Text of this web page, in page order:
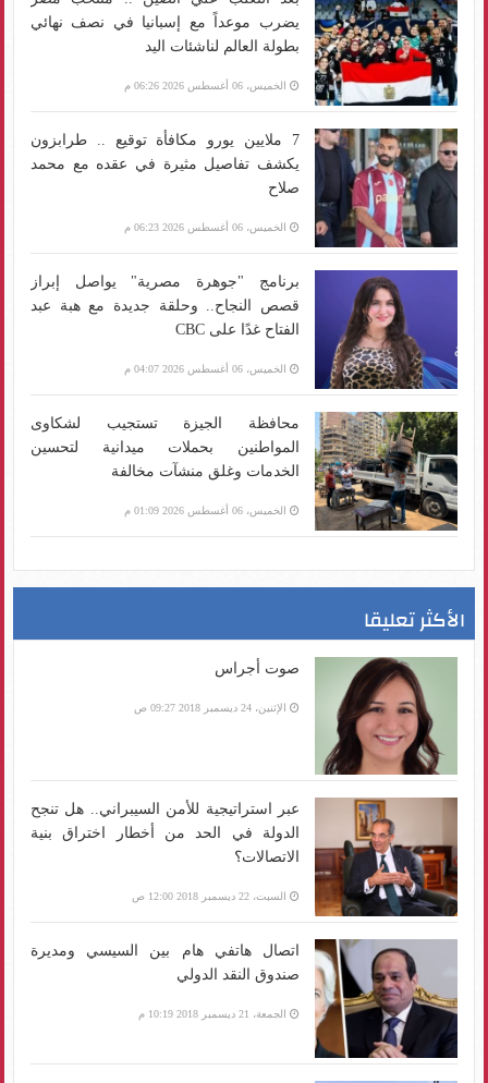
يضرب موعداً مع إسبانيا في نصف نهائي
بطولة العالم لناشئات اليد
الخميس، 06 أغسطس 2026 06:26 م
7 ملايين يورو مكافأة توقيع .. طرابزون
يكشف تفاصيل مثيرة في عقده مع محمد
صلاح
الخميس، 06 أغسطس 2026 06:23 م
برنامج "جوهرة مصرية" يواصل إبراز
قصص النجاح.. وحلقة جديدة مع هبة عبد
الفتاح غدًا على CBC
الخميس، 06 أغسطس 2026 04:07 م
محافظة الجيزة تستجيب لشكاوى
المواطنين بحملات ميدانية لتحسين
الخدمات وغلق منشآت مخالفة
الخميس، 06 أغسطس 2026 01:09 م
الأكثر تعليقا
صوت أجراس
الإثنين، 24 ديسمبر 2018 09:27 ص
عبر استراتيجية للأمن السيبراني.. هل تنجح
الدولة في الحد من أخطار اختراق بنية
الاتصالات؟
السبت، 22 ديسمبر 2018 12:00 ص
اتصال هاتفي هام بين السيسي ومديرة
صندوق النقد الدولي
الجمعة، 21 ديسمبر 2018 10:19 م